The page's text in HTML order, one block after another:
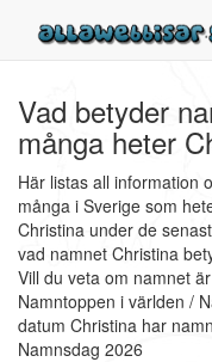
Vad betyder
många heter
Här listas all information
många i Sverige som
Christina under de
vad namnet Christina
Vill du veta om namnet
Namntoppen i världen /
datum Christina har
Namnsdag 2026